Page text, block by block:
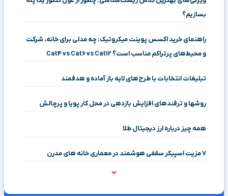
بسازیم؟
راهنمای خرید اکسس پوینت میکروتیک: چه مدلی برای خانه، شرکت
و محیط‌های پرتراکم مناسب است؟ Cat4 vs Cat6 vs Cat12
تبلیغات انتخابات با طرح‌های لایه باز آماده و هدفمند
روشها و ترفندهای افزایش بازدهی در محل کار پویا و پرچالش
همه چیز درباره ارز دیجیتال طلا
۷ مزیت اسپیکر سقفی هوشمند در معماری خانه‌ های مدرن